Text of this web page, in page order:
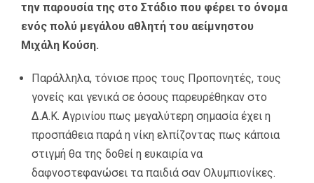
την παρουσία της στο Στάδιο που φέρει το όνομα
ενός πολύ μεγάλου αθλητή του αείμνηστου
Μιχάλη Κούση.
Παράλληλα, τόνισε προς τους Προπονητές, τους
γονείς και γενικά σε όσους παρευρέθηκαν στο
Δ.Α.Κ. Αγρινίου πως μεγαλύτερη σημασία έχει η
προσπάθεια παρά η νίκη ελπίζοντας πως κάποια
στιγμή θα της δοθεί η ευκαιρία να
δαφνοστεφανώσει τα παιδιά σαν Ολυμπιονίκες.